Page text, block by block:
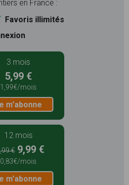
en France :
Favoris illimités
3 mois
5,99 €
1,99€/mois
m'abonne
12 mois
€ 9,99 €
0,83€/mois
m'abonne